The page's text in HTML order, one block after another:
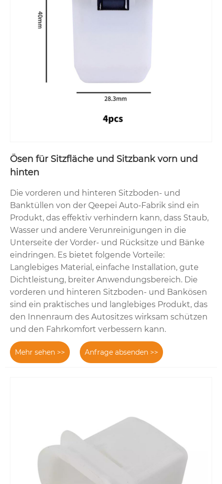
Ösen für Sitzfläche und Sitzbank vorn und
hinten
Die vorderen und hinteren Sitzboden- und
Banktüllen von der Qeepei Auto-Fabrik sind ein
Produkt, das effektiv verhindern kann, dass Staub,
Wasser und andere Verunreinigungen in die
Unterseite der Vorder- und Rücksitze und Bänke
eindringen. Es bietet folgende Vorteile:
Langlebiges Material, einfache Installation, gute
Dichtleistung, breiter Anwendungsbereich. Die
vorderen und hinteren Sitzboden- und Bankösen
sind ein praktisches und langlebiges Produkt, das
den Innenraum des Autositzes wirksam schützen
und den Fahrkomfort verbessern kann.
Mehr sehen >> Anfrage absenden >>